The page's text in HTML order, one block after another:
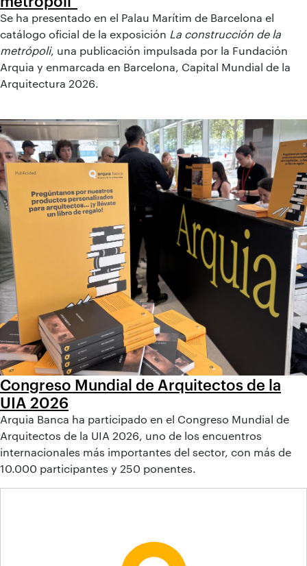
Se ha presentado en el Palau Marítim de Barcelona el
catálogo oficial de la exposición La construcción de la
metrópoli, una publicación impulsada por la Fundación
Arquia y enmarcada en Barcelona, Capital Mundial de la
Arquitectura 2026.
Congreso Mundial de Arquitectos de la
UIA 2026
Arquia Banca ha participado en el Congreso Mundial de
Arquitectos de la UIA 2026, uno de los encuentros
internacionales más importantes del sector, con más de
10.000 participantes y 250 ponentes.